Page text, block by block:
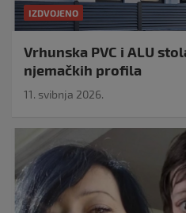
IZDVOJENO
Vrhunska PVC i ALU
njemačkih profila
11. svibnja 2026.